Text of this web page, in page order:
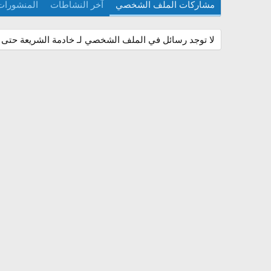
مشاركات الملف الشخصي آخر النشاطات
لا توجد رسائل في الملف الشخصي لـ خادمة الشريعة حتى